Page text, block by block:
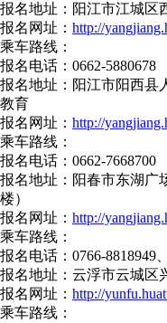
报名地址：阳江市江城区
报名网址： http://
乘车路线：
报名电话：0662-5880678
报名地址：阳江市阳西县
教育
报名网址： http://
乘车路线：
报名电话：0662-7668700
报名地址：阳春市东湖广
楼）
报名网址： http://
乘车路线：
报名电话：0766-8818949
报名地址：云浮市云城区
报名网址： http://
乘车路线：